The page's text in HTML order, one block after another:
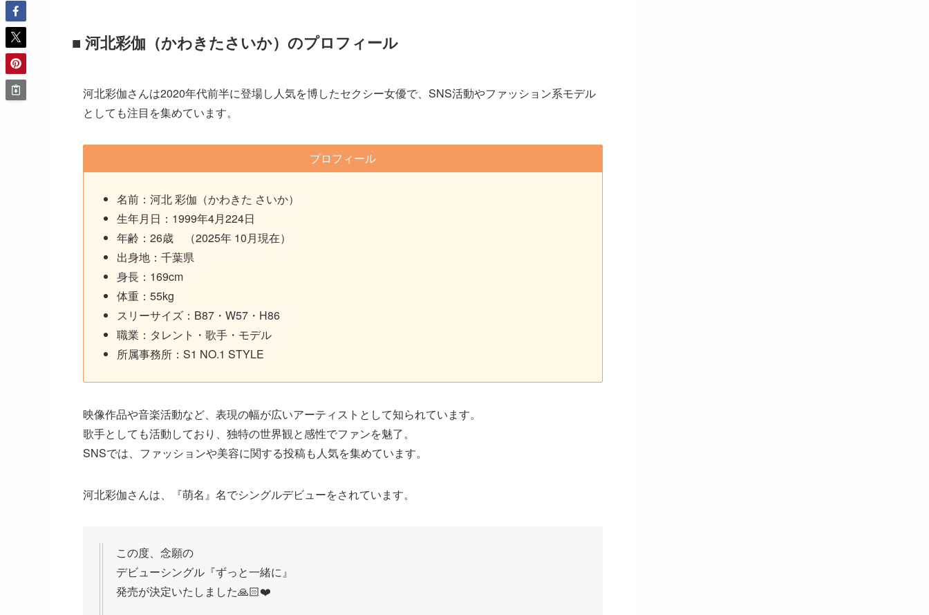
■ 河北彩伽（かわきたさいか）のプロフィール
河北彩伽さんは2020年代前半に登場し人気を博したセクシー女優で、SNS活動やファッション系モデル
としても注目を集めています。
プロフィール
名前：河北 彩伽（かわきた さいか）
生年月日：1999年4月224日
年齢：26歳 （2025年 10月現在）
出身地：千葉県
身長：169cm
体重：55kg
スリーサイズ：B87・W57・H86
職業：タレント・歌手・モデル
所属事務所：S1 NO.1 STYLE
映像作品や音楽活動など、表現の幅が広いアーティストとして知られています。
歌手としても活動しており、独特の世界観と感性でファンを魅了。
SNSでは、ファッションや美容に関する投稿も人気を集めています。
河北彩伽さんは、『萌名』名でシングルデビューをされています。
この度、念願の
デビューシングル『ずっと一緒に』
発売が決定いたしました🙏🏻❤️